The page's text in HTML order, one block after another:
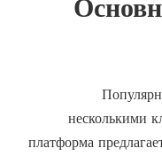
несколькими
платформа